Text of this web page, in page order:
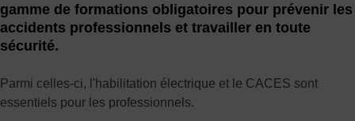
gamme de formations obligatoires pour prévenir les
accidents professionnels et travailler en toute
sécurité.
Parmi celles-ci, l'habilitation électrique et le CACES sont
essentiels pour les professionnels.